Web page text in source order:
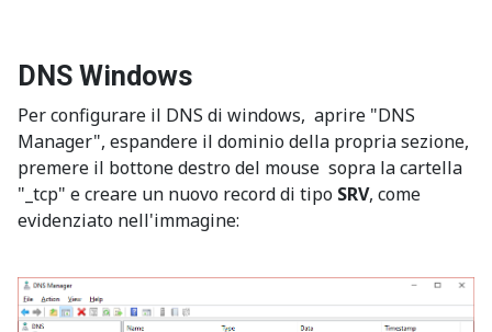
DNS Windows
Per configurare il DNS di windows, aprire "DNS
Manager", espandere il dominio della propria sezione,
premere il bottone destro del mouse sopra la cartella
"_tcp" e creare un nuovo record di tipo SRV, come
evidenziato nell'immagine: